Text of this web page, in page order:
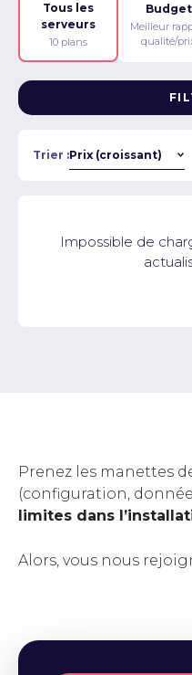
Tous les
serveurs
10 plans
Budget
Meilleur
qualité/
Trier :
Impossible de
Prenez les manettes
(configuration,
limites dans
Alors, vous nous